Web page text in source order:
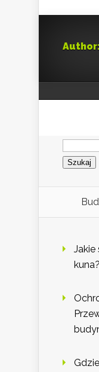
Author:
Szukaj:
kuna?